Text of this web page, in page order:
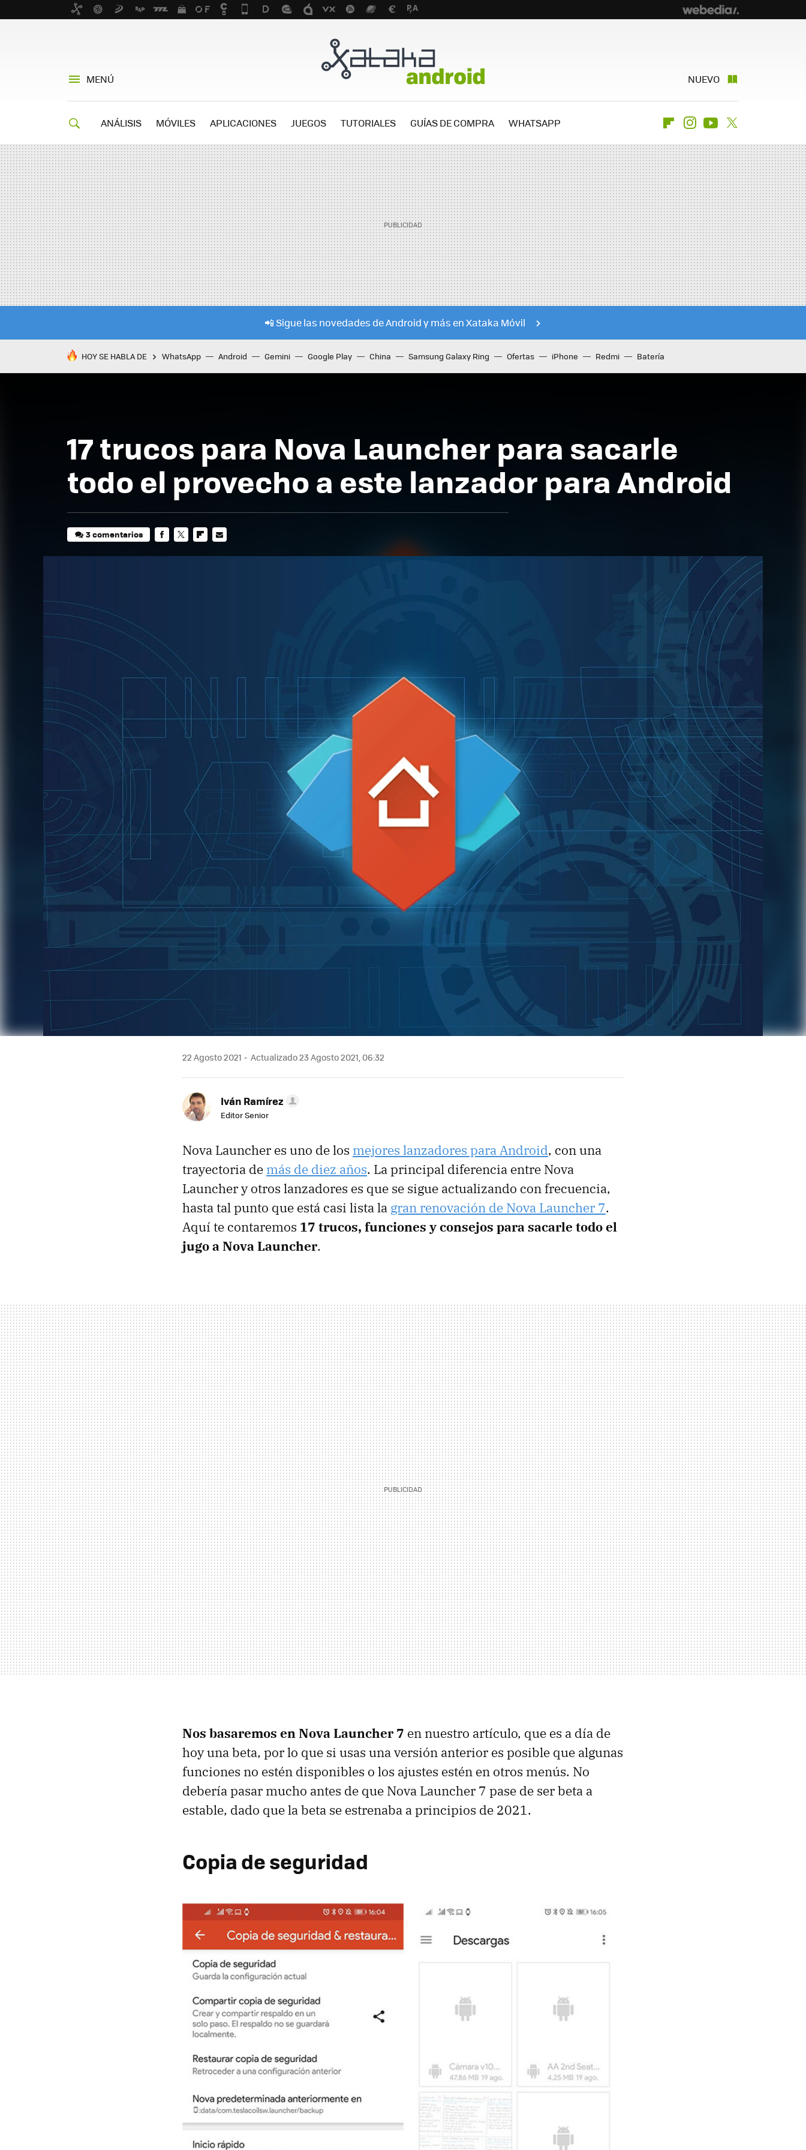
MENÚ NUEVO
ANÁLISIS MÓVILES APLICACIONES JUEGOS TUTORIALES GUÍAS DE COMPRA WHATSAPP FlipboardInstagramYoutube
📲 Sigue las novedades de Android y más en Xataka Móvil
HOY SE HABLA DE WhatsApp Android Gemini Google Play China Samsung Galaxy Ring Ofertas iPhone Redmi Batería
17 trucos para Nova Launcher para sacarle
todo el provecho a este lanzador para Android
3 comentarios
22 Agosto 2021 Actualizado 23 Agosto 2021, 06:32
Iván Ramírez
Editor Senior
Nova Launcher es uno de los mejores lanzadores para Android, con una
trayectoria de más de diez años. La principal diferencia entre Nova
Launcher y otros lanzadores es que se sigue actualizando con frecuencia,
hasta tal punto que está casi lista la gran renovación de Nova Launcher 7.
Aquí te contaremos 17 trucos, funciones y consejos para sacarle todo el
jugo a Nova Launcher.
Nos basaremos en Nova Launcher 7 en nuestro artículo, que es a día de
hoy una beta, por lo que si usas una versión anterior es posible que algunas
funciones no estén disponibles o los ajustes estén en otros menús. No
debería pasar mucho antes de que Nova Launcher 7 pase de ser beta a
estable, dado que la beta se estrenaba a principios de 2021.
Copia de seguridad